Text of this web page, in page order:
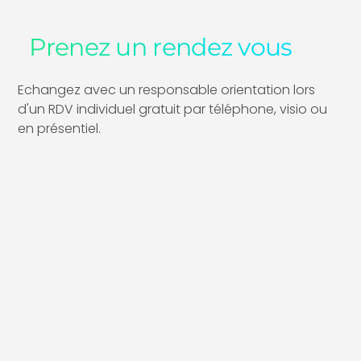
Prenez un rendez vous
Echangez avec un responsable orientation lors
d'un RDV individuel gratuit par téléphone, visio ou
en présentiel.​